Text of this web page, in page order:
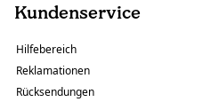
Kundenservice
Hilfebereich
Reklamationen
Rücksendungen